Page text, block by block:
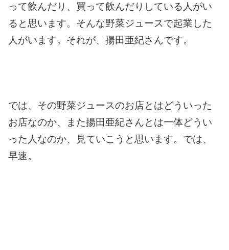
って飲んだり、買って飲んだりしている人がい
ると思います。 そんな野菜ジュースで起業した
人がいます。 それが、揚田亜紀さんです。
では、その野菜ジュースのお店とはどういった
お店なのか、また揚田亜紀さんとは一体どうい
った人なのか、見ていこうと思います。 では、
早速。